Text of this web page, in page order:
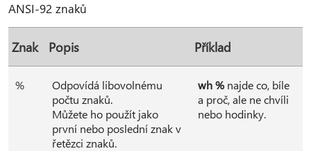
ANSI-92 znaků
Znak Popis Příklad
%
Odpovídá libovolnému
počtu znaků.
Můžete ho použít jako
první nebo poslední znak v
řetězci znaků.
wh %najde co, bíle
a proč, ale ne chvíli
nebo hodinky.